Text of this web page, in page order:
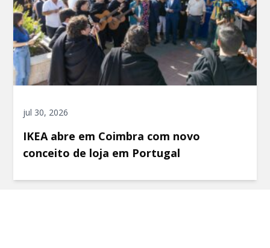
jul 30, 2026
IKEA abre em Coimbra com novo
conceito de loja em Portugal